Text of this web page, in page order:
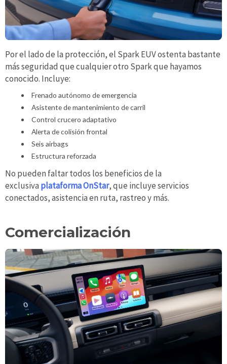
Por el lado de la protección, el Spark EUV ostenta bastante
más seguridad que cualquier otro Spark que hayamos
conocido. Incluye:
Frenado autónomo de emergencia
Asistente de mantenimiento de carril
Control crucero adaptativo
Alerta de colisión frontal
Seis airbags
Estructura reforzada
No pueden faltar todos los beneficios de la
exclusiva plataforma OnStar, que incluye servicios
conectados, asistencia en ruta, rastreo y más.
Comercialización